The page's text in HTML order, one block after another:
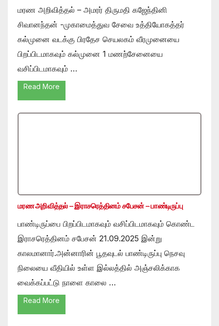
மரண அறிவித்தல் – அமரர் திருமதி கஜேந்தினி
சிவானந்தன் -முகாமைத்துவ சேவை உத்தியோகத்தர்
கல்முனை வடக்கு பிரதேச செயலகம் வீரமுனையை
பிறப்பிடமாகவும் கல்முனை 1 மணற்சேனையை
வசிப்பிடமாகவும் …
Read More
மரண அறிவித்தல் – இராசரெத்தினம் சபேசன் – பாண்டிருப்பு
பாண்டிருப்பை பிறப்பிடமாகவும் வசிப்பிடமாகவும் கொண்ட
இராசரெத்தினம் சபேசன் 21.09.2025 இன்று
காலமானார்.அன்னாரின் பூதவுடல் பாண்டிருப்பு நெசவு
நிலையை வீதியில் உள்ள இல்லத்தில் அஞ்சலிக்காக
வைக்கப்பட்டு நாளை காலை …
Read More